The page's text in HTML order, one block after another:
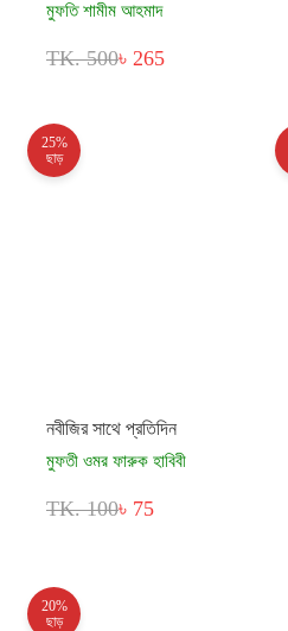
মুফতি শামীম আহমাদ
TK. 500৳ 265
25%
ছাড়
নবীজির সাথে প্রতিদিন
মুফতী ওমর ফারুক হাবিবী
TK. 100৳ 75
20%
ছাড়